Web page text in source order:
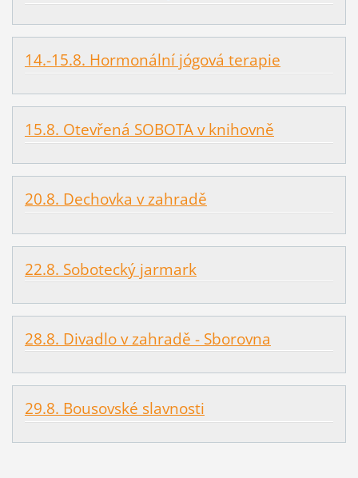
14.-15.8. Hormonální jógová terapie
15.8. Otevřená SOBOTA v knihovně
20.8. Dechovka v zahradě
22.8. Sobotecký jarmark
28.8. Divadlo v zahradě - Sborovna
29.8. Bousovské slavnosti